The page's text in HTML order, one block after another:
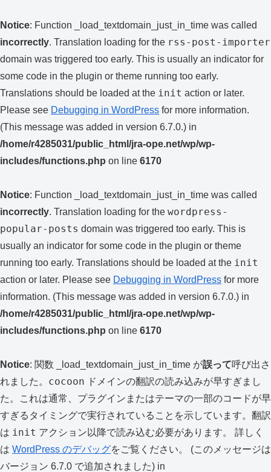
Notice: Function _load_textdomain_just_in_time was called
incorrectly. Translation loading for the rss-post-importer
domain was triggered too early. This is usually an indicator for
some code in the plugin or theme running too early.
Translations should be loaded at the init action or later.
Please see Debugging in WordPress for more information.
(This message was added in version 6.7.0.) in
/home/r4285031/public_html/jra-ope.net/wp/wp-
includes/functions.php on line 6170
Notice: Function _load_textdomain_just_in_time was called
incorrectly. Translation loading for the wordpress-
popular-posts domain was triggered too early. This is
usually an indicator for some code in the plugin or theme
running too early. Translations should be loaded at the init
action or later. Please see Debugging in WordPress for more
information. (This message was added in version 6.7.0.) in
/home/r4285031/public_html/jra-ope.net/wp/wp-
includes/functions.php on line 6170
Notice: 関数 _load_textdomain_just_in_time が誤って呼び出さ
れました。 cocoon ドメインの翻訳の読み込みが早すぎまし
た。これは通常、プラグインまたはテーマの一部のコードが早
すぎるタイミングで実行されていることを示しています。翻訳
は init アクション以降で読み込む必要があります。 詳しく
は WordPress のデバッグをご覧ください。 (このメッセージは
バージョン 6.7.0 で追加されました) in